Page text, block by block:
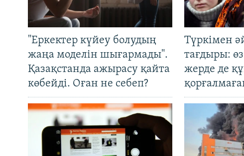
"Еркектер күйеу болудың
жаңа моделін шығармады".
Қазақстанда ажырасу қайта
көбейді. Оған не себеп?
Түркімен
тағдыры:
жерде де